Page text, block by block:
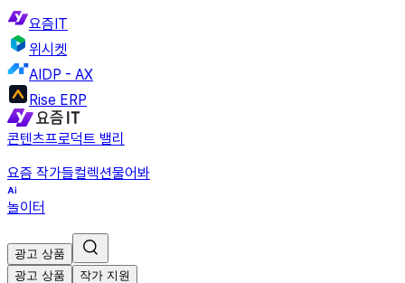
요즘IT
위시켓
AIDP - AX
Rise ERP
콘텐츠프로덕트 밸리
요즘 작가들컬렉션물어봐
놀이터
광고 상품
광고 상품
작가 지원